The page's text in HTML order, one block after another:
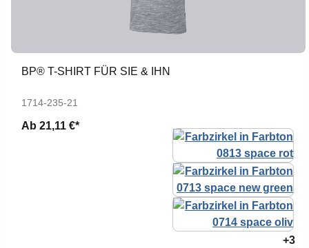
BP® T-SHIRT FÜR SIE & IHN
1714-235-21
Ab 21,11 €*
+3